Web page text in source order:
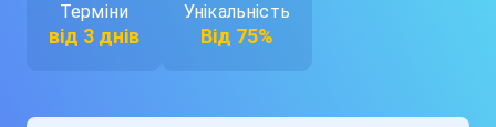
Терміни
від 3 днів
Унікальність
Від 75%